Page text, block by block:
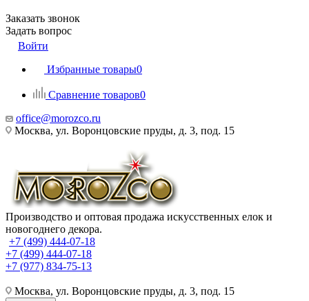
Заказать звонок
Задать вопрос
Войти
Избранные товары0
Сравнение товаров0
office@morozco.ru
Москва, ул. Воронцовские пруды, д. 3, под. 15
Производство и оптовая продажа искусственных елок и
новогоднего декора.
+7 (499) 444-07-18
+7 (499) 444-07-18
+7 (977) 834-75-13
Москва, ул. Воронцовские пруды, д. 3, под. 15